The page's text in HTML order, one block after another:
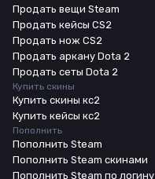
Продать вещи Steam
Продать кейсы CS2
Продать нож CS2
Продать аркану Dota 2
Продать сеты Dota 2
Купить скины
Купить скины кс2
Купить кейсы кс2
Пополнить
Пополнить Steam
Пополнить Steam скинами
Пополнить Steam по логину